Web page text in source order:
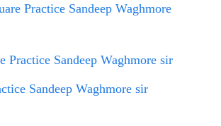
Practice Sandeep Waghmore
Practice Sandeep Waghmore sir
Sandeep Waghmore sir